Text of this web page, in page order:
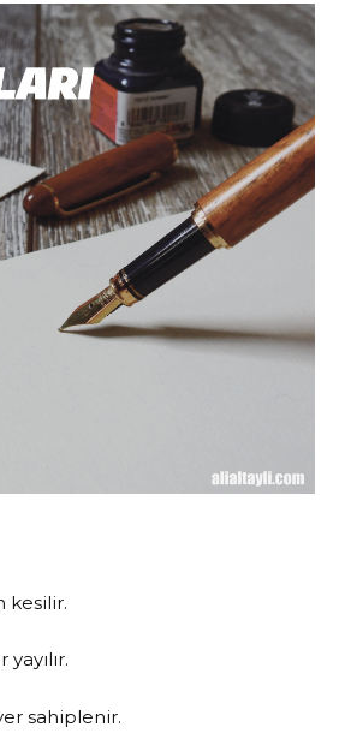
kesilir.
sahiplenir.